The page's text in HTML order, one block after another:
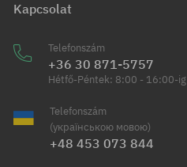
Kapcsolat
Telefonszám
+36 30 871-5757
Hétfő-Péntek: 8:00 - 16:00-ig
Telefonszám
(українською мовою)
+48 453 073 844